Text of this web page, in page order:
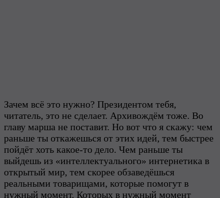
Зачем всё это нужно? Президентом тебя,
читатель, это не сделает. Архивождём тоже. Во
главу марша не поставит. Но вот что я скажу: чем
раньше ты откажешься от этих идей, тем быстрее
пойдёт хоть какое-то дело. Чем раньше ты
выйдешь из «интеллектуального» интернетика в
открытый мир, тем скорее обзаведёшься
реальными товарищами, которые помогут в
нужный момент. Которых в нужный момент